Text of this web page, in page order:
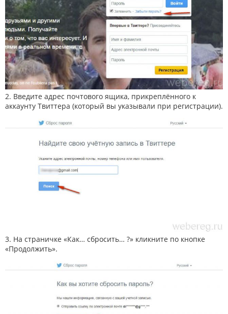
2. Введите адрес почтового ящика, прикреплённого к
аккаунту Твиттера (который вы указывали при регистрации).
3. На страничке «Как… сбросить… ?» кликните по кнопке
«Продолжить».